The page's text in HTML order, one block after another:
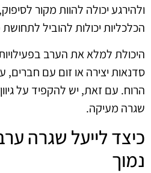
ולהירגע יכולה להוות מקור
הכלכליות יכולות להוביל
היכולת למלא את הערב
סדנאות יצירה או זום עם
הרוח. עם זאת, יש להקפיד על
שגרה מעיקה.
כיצד לייעל שגרה
נמוך